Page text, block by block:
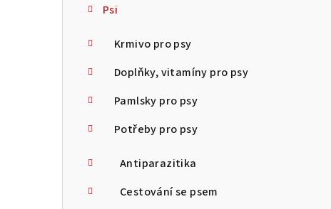
Psi
Krmivo pro psy
Doplňky, vitamíny pro psy
Pamlsky pro psy
Potřeby pro psy
Antiparazitika
Cestování se psem